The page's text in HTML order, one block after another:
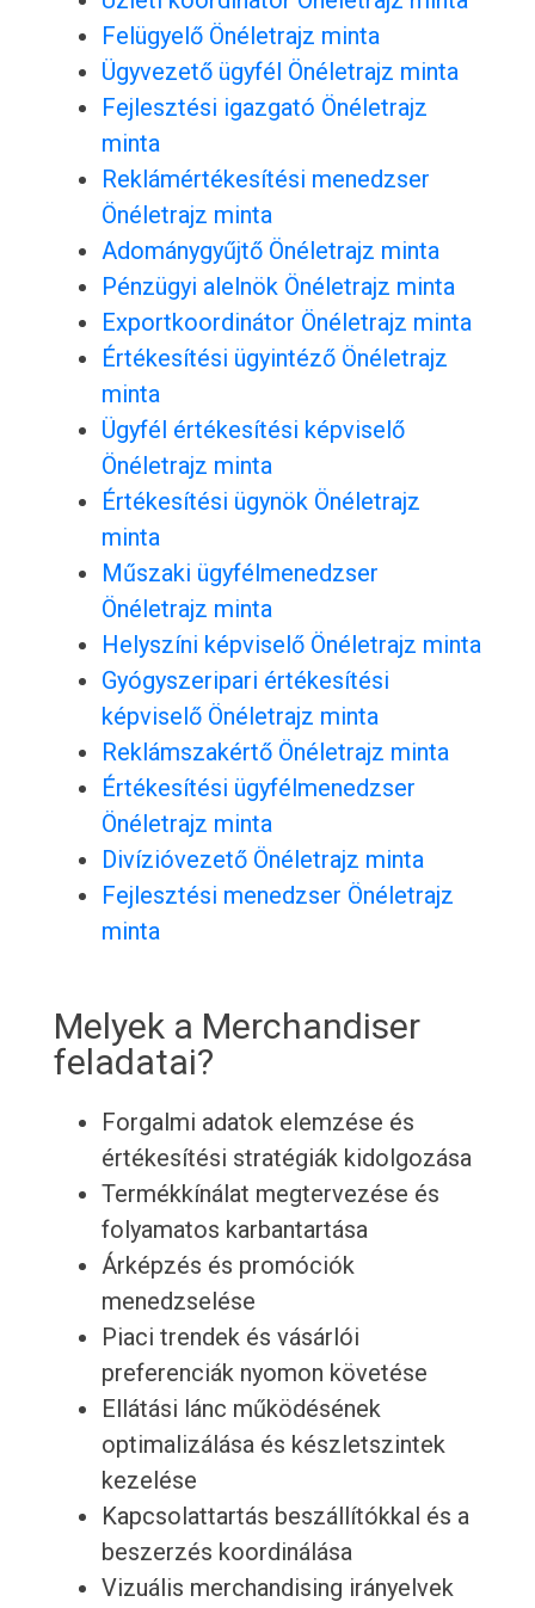
Felügyelő Önéletrajz minta
Ügyvezető ügyfél Önéletrajz minta
Fejlesztési igazgató Önéletrajz
minta
Reklámértékesítési menedzser
Önéletrajz minta
Adománygyűjtő Önéletrajz minta
Pénzügyi alelnök Önéletrajz minta
Exportkoordinátor Önéletrajz minta
Értékesítési ügyintéző Önéletrajz
minta
Ügyfél értékesítési képviselő
Önéletrajz minta
Értékesítési ügynök Önéletrajz
minta
Műszaki ügyfélmenedzser
Önéletrajz minta
Helyszíni képviselő Önéletrajz minta
Gyógyszeripari értékesítési
képviselő Önéletrajz minta
Reklámszakértő Önéletrajz minta
Értékesítési ügyfélmenedzser
Önéletrajz minta
Divízióvezető Önéletrajz minta
Fejlesztési menedzser Önéletrajz
minta
Melyek a Merchandiser
feladatai?
Forgalmi adatok elemzése és
értékesítési stratégiák kidolgozása
Termékkínálat megtervezése és
folyamatos karbantartása
Árképzés és promóciók
menedzselése
Piaci trendek és vásárlói
preferenciák nyomon követése
Ellátási lánc működésének
optimalizálása és készletszintek
kezelése
Kapcsolattartás beszállítókkal és a
beszerzés koordinálása
Vizuális merchandising irányelvek